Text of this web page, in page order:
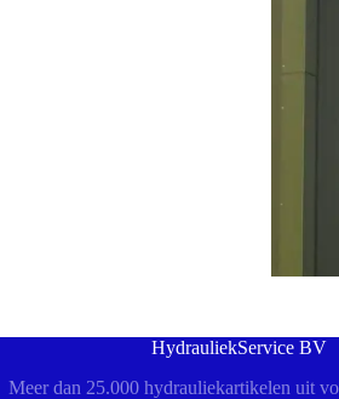
HydrauliekService BV
Meer dan 25.000 hydrauliekartikelen uit